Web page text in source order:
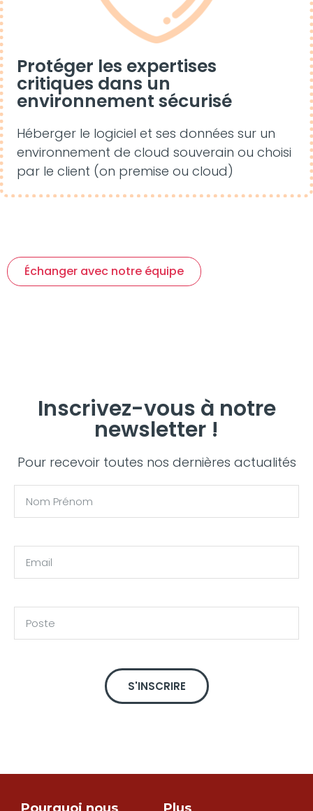
Protéger les expertises
critiques dans un
environnement sécurisé
Héberger le logiciel et ses données sur un
environnement de cloud souverain ou choisi
par le client (on premise ou cloud)
Échanger avec notre équipe
Inscrivez-vous à notre
newsletter !
Pour recevoir toutes nos dernières actualités
S'INSCRIRE